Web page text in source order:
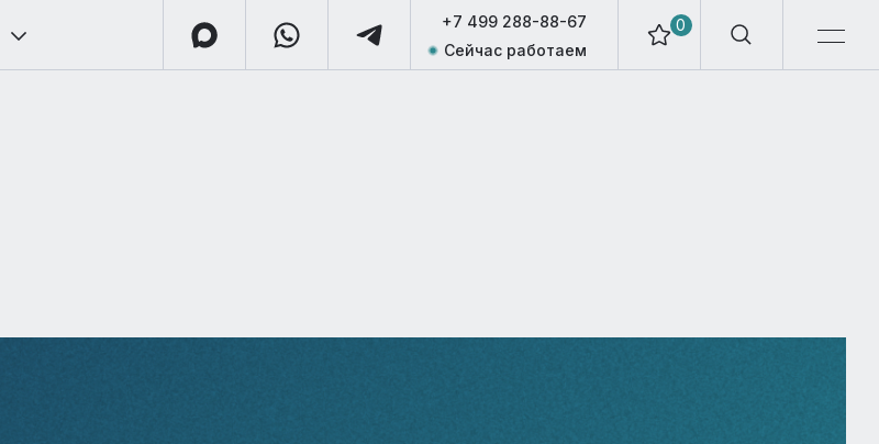
0
+7 499 288-88-67
Сейчас работаем